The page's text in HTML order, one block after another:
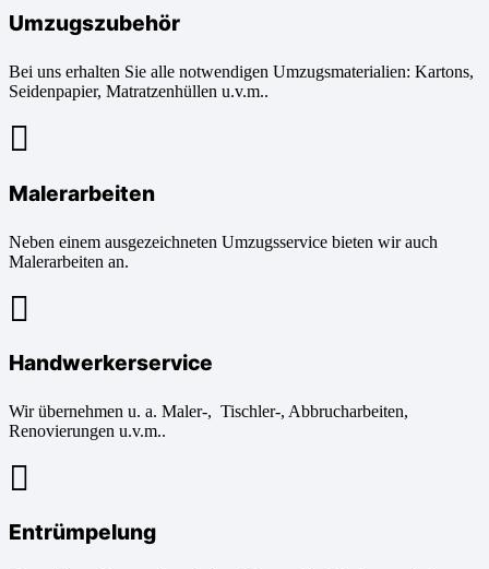
Umzugszubehör
Bei uns erhalten Sie alle notwendigen Umzugsmaterialien: Kartons,
Seidenpapier, Matratzenhüllen u.v.m..
Malerarbeiten
Neben einem ausgezeichneten Umzugsservice bieten wir auch
Malerarbeiten an.
Handwerkerservice
Wir übernehmen u. a. Maler-, Tischler-, Abbrucharbeiten,
Renovierungen u.v.m..
Entrümpelung